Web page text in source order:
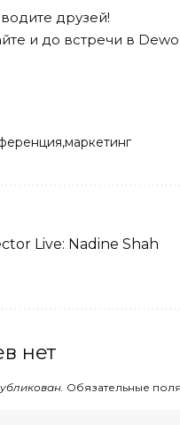
друзей!
и до встречи в
маркетинг
Live: Nadine Shah
нет
Обязательные